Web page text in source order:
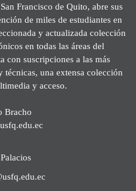
Francisco de Quito, abre sus
de miles de estudiantes en
y actualizada colección
en todas las áreas del
con suscripciones a las más
una extensa colección
y acceso.
Bracho